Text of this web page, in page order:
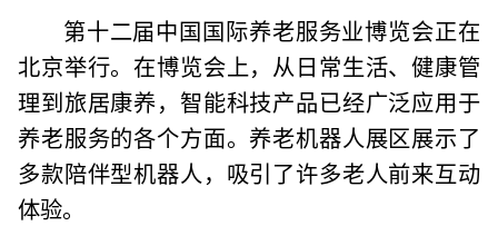
第十二届中国国际养老服务业博览会正在
北京举行。在博览会上，从日常生活、健康管
理到旅居康养，智能科技产品已经广泛应用于
养老服务的各个方面。养老机器人展区展示了
多款陪伴型机器人，吸引了许多老人前来互动
体验。